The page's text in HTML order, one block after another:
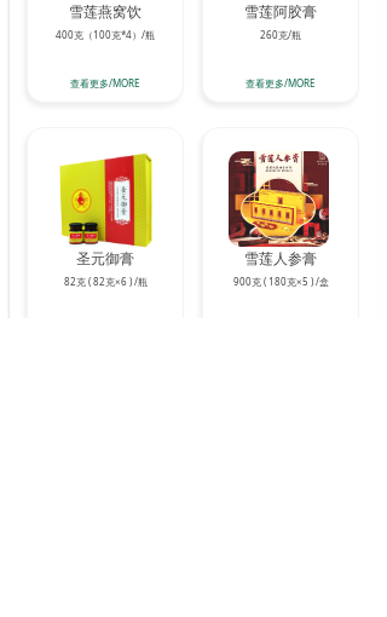
雪莲燕窝饮
400克（100克*4）/瓶
查看更多/MORE
雪莲阿胶膏
260克/瓶
查看更多/MORE
圣元御膏
82克 ( 82克×6 ) /瓶
雪莲人参膏
900克 ( 180克×5 ) /盒